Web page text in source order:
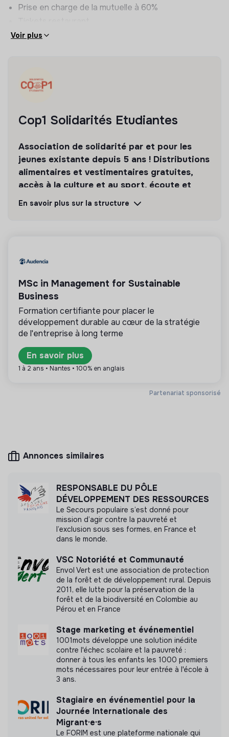
4. Articulation avec le réseau de l’association
plaidoyer et les réalités locales
Prise en charge de la mutuelle à 60%
Poste basé à Paris (Gare de l’Est)
• Entretien avec
On a hâte de faire ta connaissance !
Voir plus
Cop1 Solidarités Etudiantes
Association de solidarité par et pour les
jeunes existante depuis 5 ans ! Distributions
alimentaires et vestimentaires gratuites,
accès à la culture et au sport, écoute et
accompagnement personnalisé…
💡 Structure de l’ESS
Cette structure repose sur un principe de
solidarité et d’utilité sociale : son mode de
gestion est démocratique et participatif, et sa
lucrativité est limitée. Il s’agit d’une association,
coopérative, fondation, mutuelle ou entreprise
ESUS.
Cop1 Solidarités Etudiantes n'a pas encore
transmis de mesure d'impact
Labels et certifications
Cette structure n'a pas souhaité nous
communiquer les labels ou certifications qu'elle a
pu obtenir.
Documents
N'a pas encore communiqué de documents de
En savoir plus sur la structure
Partenariat sponsorisé
MSc in Management for Sustainable
Business
Formation certifiante pour placer le
développement durable au cœur de la stratégie
de l'entreprise à long terme
En savoir plus
1 à 2 ans • Nantes • 100% en anglais
Annonces similaires
RESPONSABLE DU PÔLE
DÉVELOPPEMENT DES RESSOURCES
Le Secours populaire s’est donné pour
mission d’agir contre la pauvreté et
l’exclusion sous ses formes, en France et
dans le monde.
VSC Notoriété et Communauté
Envol Vert est une association de protection
de la forêt et de développement rural. Depuis
2011, elle lutte pour la préservation de la
forêt et de la biodiversité en Colombie au
Pérou et en France
Stage marketing et événementiel
1001mots développe une solution inédite
contre l'échec scolaire et la pauvreté :
donner à tous les enfants les 1000 premiers
mots nécessaires pour leur entrée à l'école à
3 ans.
Stagiaire en événementiel pour la
Journée Internationale des
Migrant·e·s
Le FORIM est une plateforme nationale qui